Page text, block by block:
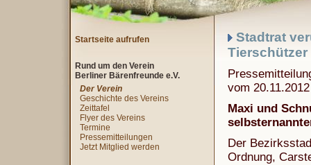
Stadtrat
Tierschützer
vom 20.11.2012
Maxi und
Der
Ordnung,
Startseite aufrufen
Rund um den Verein
Berliner Bärenfreunde e.V.
Der Verein
Geschichte des Vereins
Zeittafel
Flyer des Vereins
Termine
Pressemitteilungen
Jetzt Mitglied werden